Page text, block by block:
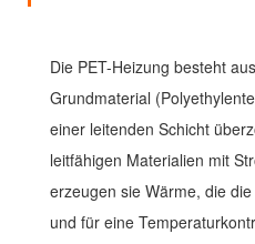
Die PET-Heizung besteht
Grundmaterial
einer leitenden Schicht
leitfähigen Materialien mit
erzeugen sie Wärme, die
und für eine